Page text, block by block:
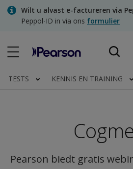
SkipWilt u alvast e-factureren via
Peppol-ID in via ons formulier
Snel bestellen
Clinical | NL
TESTS KENNIS EN TRAINING
Pearson biedt gratis